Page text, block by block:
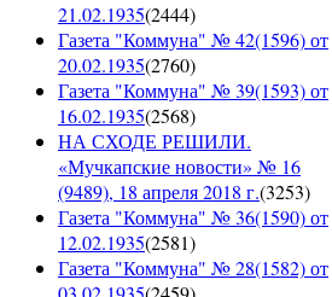
21.02.1935(2444)
Газета "Коммуна" № 42(1596) от
20.02.1935(2760)
Газета "Коммуна" № 39(1593) от
16.02.1935(2568)
НА СХОДЕ РЕШИЛИ.
«Мучкапские новости» № 16
(9489), 18 апреля 2018 г.(3253)
Газета "Коммуна" № 36(1590) от
12.02.1935(2581)
Газета "Коммуна" № 28(1582) от